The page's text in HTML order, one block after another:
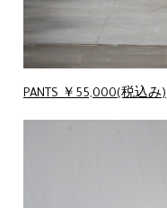
PANTS ￥55,000(税込み)